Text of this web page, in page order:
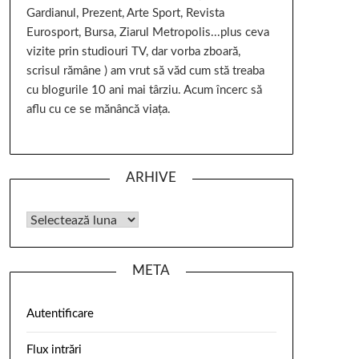
Gardianul, Prezent, Arte Sport, Revista
Eurosport, Bursa, Ziarul Metropolis...plus ceva
vizite prin studiouri TV, dar vorba zboară,
scrisul rămâne ) am vrut să văd cum stă treaba
cu blogurile 10 ani mai târziu. Acum încerc să
aflu cu ce se mănâncă viața.
ARHIVE
META
Autentificare
Flux intrări